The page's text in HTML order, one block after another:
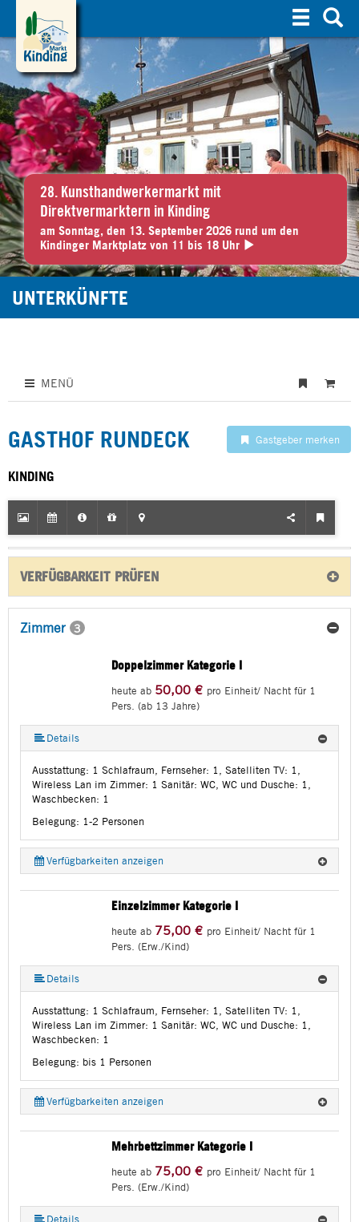
u
28. Kunsthandwerkermarkt mit
Direktvermarktern in Kinding
am Sonntag, den 13. September 2026 rund um den
Kindinger Marktplatz von 11 bis 18 Uhr
UNTERKÜNFTE
MENÜ
GASTHOF RUNDECK Gastgeber merken
KINDING
VERFÜGBARKEIT PRÜFEN
Zimmer 3
Doppelzimmer Kategorie I
heute ab 50,00 € pro Einheit/ Nacht für 1
Pers. (ab 13 Jahre)
Details
Ausstattung: 1 Schlafraum, Fernseher: 1, Satelliten TV: 1,
Wireless Lan im Zimmer: 1 Sanitär: WC, WC und Dusche: 1,
Waschbecken: 1
Belegung: 1-2 Personen
Verfügbarkeiten anzeigen
Einzelzimmer Kategorie I
heute ab 75,00 € pro Einheit/ Nacht für 1
Pers. (Erw./Kind)
Details
Ausstattung: 1 Schlafraum, Fernseher: 1, Satelliten TV: 1,
Wireless Lan im Zimmer: 1 Sanitär: WC, WC und Dusche: 1,
Waschbecken: 1
Belegung: bis 1 Personen
Verfügbarkeiten anzeigen
Mehrbettzimmer Kategorie I
heute ab 75,00 € pro Einheit/ Nacht für 1
Pers. (Erw./Kind)
Details